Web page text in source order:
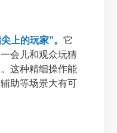
上的玩家”。它
会儿和观众玩猜
这种精细操作能
助等场景大有可